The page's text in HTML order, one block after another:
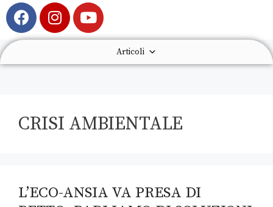
Articoli
CRISI AMBIENTALE
L’ECO-ANSIA VA PRESA DI